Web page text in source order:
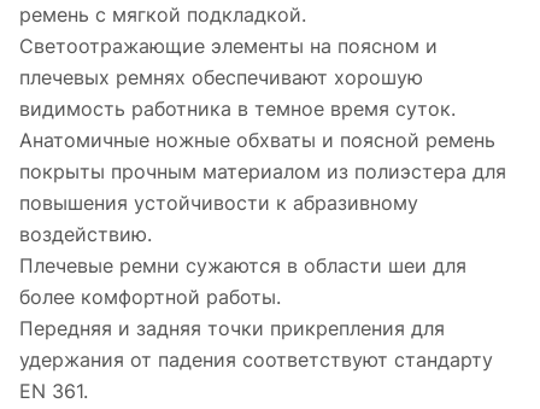
ремень с мягкой подкладкой.
Светоотражающие элементы на поясном и
плечевых ремнях обеспечивают хорошую
видимость работника в темное время суток.
Анатомичные ножные обхваты и поясной ремень
покрыты прочным материалом из полиэстера для
повышения устойчивости к абразивному
воздействию.
Плечевые ремни сужаются в области шеи для
более комфортной работы.
Передняя и задняя точки прикрепления для
удержания от падения соответствуют стандарту
EN 361.